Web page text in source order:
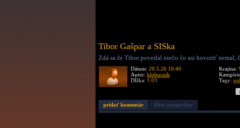
Tibor Gašpar a SISka
Zdá sa že Tibor povedal niečo čo asi hovoriť
Dátum: 20.5.26 10:40
Autor: klobucnik
Dĺžka: 1:03
Krajina:
Tagy:
pridať komentár filter príspevkov